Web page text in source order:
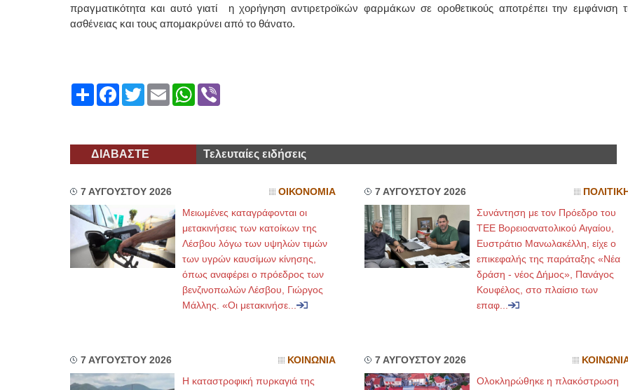
πραγματικότητα και αυτό γιατί η χορήγηση αντιρετροϊκών φαρμάκων σε οροθετικούς αποτρέπει την εμφάνιση
ασθένειας και τους απομακρύνει από το θάνατο.
ShareFacebook
TwitterEmailWhatsApp
Viber
ΔΙΑΒΑΣΤΕ Τελευταίες ειδήσεις
7 ΑΥΓΟΥΣΤΟΥ 2026 ΟΙΚΟΝΟΜΙΑ
Μειωμένες καταγράφονται οι
μετακινήσεις των κατοίκων της
Λέσβου λόγω των υψηλών τιμών
των υγρών καυσίμων κίνησης,
όπως αναφέρει ο πρόεδρος των
βενζινοπωλών Λέσβου, Γιώργος
Μάλλης. «Οι μετακινήσε...
7 ΑΥΓΟΥΣΤΟΥ 2026 ΠΟΛΙΤΙΚΗ
Συνάντηση με τον Πρόεδρο του
ΤΕΕ Βορειοανατολικού Αιγαίου,
Ευστράτιο Μανωλακέλλη, είχε ο
επικεφαλής της παράταξης «Νέα
δράση - νέος Δήμος», Πανάγος
Κουφέλος, στο πλαίσιο των
επαφ...
7 ΑΥΓΟΥΣΤΟΥ 2026 ΚΟΙΝΩΝΙΑ
Η καταστροφική πυρκαγιά της
7 ΑΥΓΟΥΣΤΟΥ 2026
Ολοκληρώθηκε η πλακόστρωση